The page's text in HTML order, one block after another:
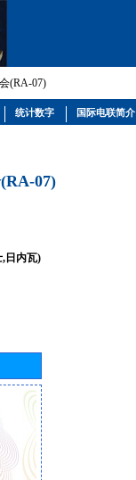
(RA-07)
07)
,日内瓦)
统计数字 国际电联简介